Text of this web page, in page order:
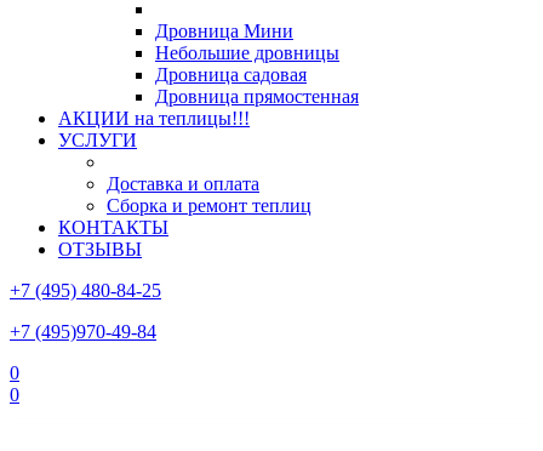
Дровница Мини
Небольшие дровницы
Дровница садовая
Дровница прямостенная
АКЦИИ на теплицы!!!
УСЛУГИ
Доставка и оплата
Сборка и ремонт теплиц
КОНТАКТЫ
ОТЗЫВЫ
+7 (495) 480-84-25
+7 (495)970-49-84
0
0